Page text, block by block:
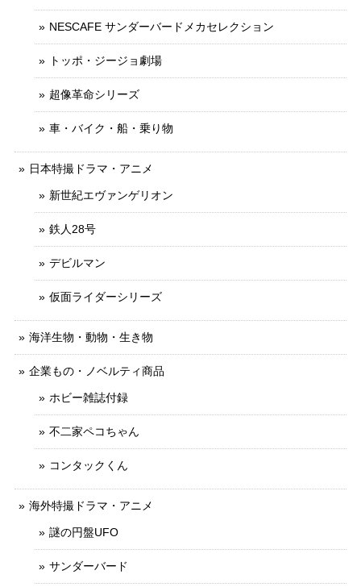
NESCAFE サンダーバードメカセレクション
トッポ・ジージョ劇場
超像革命シリーズ
車・バイク・船・乗り物
日本特撮ドラマ・アニメ
新世紀エヴァンゲリオン
鉄人28号
デビルマン
仮面ライダーシリーズ
海洋生物・動物・生き物
企業もの・ノベルティ商品
ホビー雑誌付録
不二家ペコちゃん
コンタックくん
海外特撮ドラマ・アニメ
謎の円盤UFO
サンダーバード